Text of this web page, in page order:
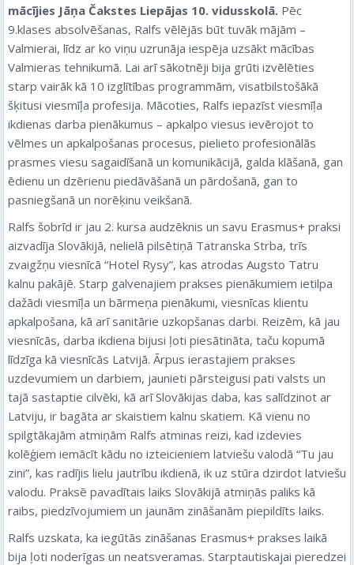
mācījies Jāņa Čakstes Liepājas 10. vidusskolā. Pēc
9.klases absolvēšanas, Ralfs vēlējās būt tuvāk mājām –
Valmierai, līdz ar ko viņu uzrunāja iespēja uzsākt mācības
Valmieras tehnikumā. Lai arī sākotnēji bija grūti izvēlēties
starp vairāk kā 10 izglītības programmām, visatbilstošākā
šķitusi viesmīļa profesija. Mācoties, Ralfs iepazīst viesmīļa
ikdienas darba pienākumus – apkalpo viesus ievērojot to
vēlmes un apkalpošanas procesus, pielieto profesionālās
prasmes viesu sagaidīšanā un komunikācijā, galda klāšanā, gan
ēdienu un dzērienu piedāvāšanā un pārdošanā, gan to
pasniegšanā un norēķinu veikšanā.
Ralfs šobrīd ir jau 2. kursa audzēknis un savu Erasmus+ praksi
aizvadīja Slovākijā, nelielā pilsētiņā Tatranska Strba, trīs
zvaigžņu viesnīcā “Hotel Rysy”, kas atrodas Augsto Tatru
kalnu pakājē. Starp galvenajiem prakses pienākumiem ietilpa
dažādi viesmīļa un bārmeņa pienākumi, viesnīcas klientu
apkalpošana, kā arī sanitārie uzkopšanas darbi. Reizēm, kā jau
viesnīcās, darba ikdiena bijusi ļoti piesātināta, taču kopumā
līdzīga kā viesnīcās Latvijā. Ārpus ierastajiem prakses
uzdevumiem un darbiem, jaunieti pārsteigusi pati valsts un
tajā sastaptie cilvēki, kā arī Slovākijas daba, kas salīdzinot ar
Latviju, ir bagāta ar skaistiem kalnu skatiem. Kā vienu no
spilgtākajām atmiņām Ralfs atminas reizi, kad izdevies
kolēģiem iemācīt kādu no izteicieniem latviešu valodā “Tu jau
zini”, kas radījis lielu jautrību ikdienā, ik uz stūra dzirdot latviešu
valodu. Praksē pavadītais laiks Slovākijā atmiņās paliks kā
raibs, piedzīvojumiem un jaunām zināšanām piepildīts laiks.
Ralfs uzskata, ka iegūtās zināšanas Erasmus+ prakses laikā
bija ļoti noderīgas un neatsveramas. Starptautiskajai pieredzei